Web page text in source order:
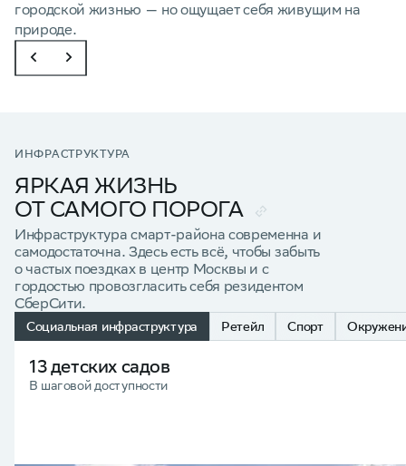
городской жизнью — но ощущает себя живущим на
природе.
ИНФРАСТРУКТУРА
ЯРКАЯ ЖИЗНЬ
ОТ САМОГО ПОРОГА
Инфраструктура смарт-района современна и
самодостаточна. Здесь есть всё, чтобы забыть
о частых поездках в центр Москвы и с
гордостью провозгласить себя резидентом
СберСити.
Социальная инфраструктура Ретейл Спорт
13 детских садов
В шаговой доступности